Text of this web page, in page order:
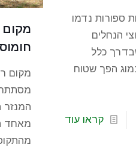
ספורות נדמו
הנחלים
כלל
הפך שטוח
קראו עוד
מקום
חומוס
מקום
מסתתר
המנזר
מאחד